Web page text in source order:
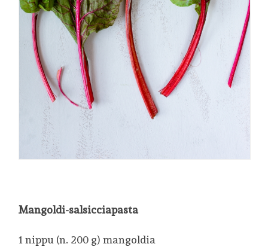
Mangoldi-salsicciapasta
1 nippu (n. 200 g) mangoldia